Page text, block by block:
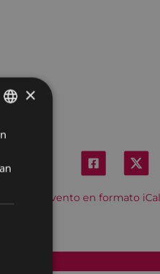
el evento en formato iCal
×